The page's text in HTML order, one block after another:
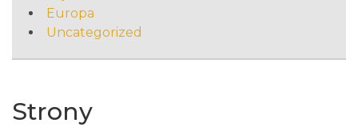
Europa
Uncategorized
Strony